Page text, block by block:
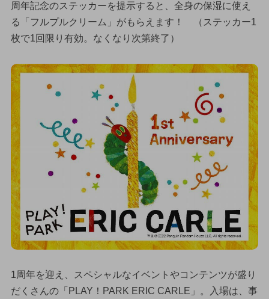
周年記念のステッカーを提示すると、全身の保湿に使え
る「フルプルクリーム」がもらえます！ （ステッカー1
枚で1回限り有効。なくなり次第終了）
1周年を迎え、スペシャルなイベントやコンテンツが盛り
だくさんの「PLAY！PARK ERIC CARLE」。入場は、事